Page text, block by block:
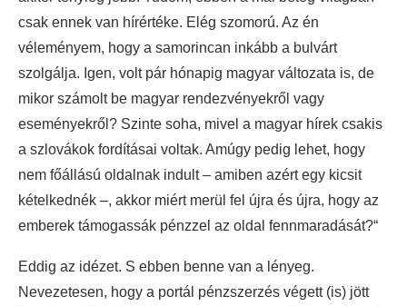
csak ennek van hírértéke. Elég szomorú. Az én
véleményem, hogy a samorincan inkább a bulvárt
szolgálja. Igen, volt pár hónapig magyar változata is, de
mikor számolt be magyar rendezvényekről vagy
eseményekről? Szinte soha, mivel a magyar hírek csakis
a szlovákok fordításai voltak. Amúgy pedig lehet, hogy
nem főállású oldalnak indult – amiben azért egy kicsit
kételkednék –, akkor miért merül fel újra és újra, hogy az
emberek támogassák pénzzel az oldal fennmaradását?“
Eddig az idézet. S ebben benne van a lényeg.
Nevezetesen, hogy a portál pénzszerzés végett (is) jött